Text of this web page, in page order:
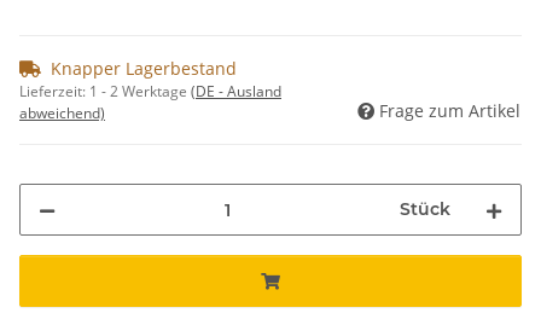
Knapper Lagerbestand
Lieferzeit: 1 - 2 Werktage (DE - Ausland
abweichend)
Frage zum Artikel
Stück